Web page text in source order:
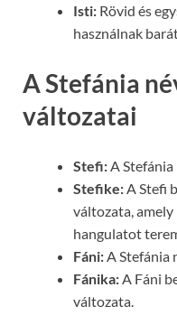
Isti: Rövid és
használnak
A Stefánia
változatai
Stefi:A Stefánia
Stefike:A Stefi
változata, amely
hangulatot
Fáni:A Stefánia
Fánika:A Fáni
változata.